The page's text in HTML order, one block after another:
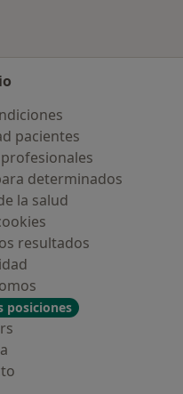
pacientes
determinados
la salud
resultados
posiciones